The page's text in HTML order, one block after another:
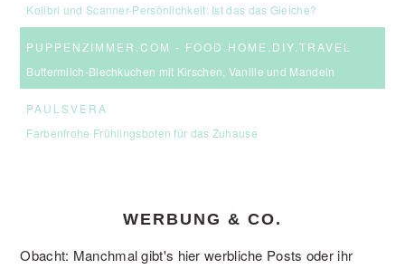
Kolibri und Scanner-Persönlichkeit: Ist das das Gleiche?
PUPPENZIMMER.COM - FOOD.HOME.DIY.TRAVEL
Buttermilch-Blechkuchen mit Kirschen, Vanille und Mandeln
PAULSVERA
Farbenfrohe Frühlingsboten für das Zuhause
WERBUNG & CO.
Obacht: Manchmal gibt's hier werbliche Posts oder ihr